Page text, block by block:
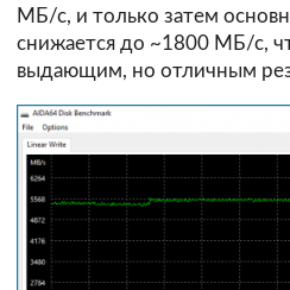
МБ/с, и только затем
снижается до ~1800 МБ/с,
выдающим, но отличным